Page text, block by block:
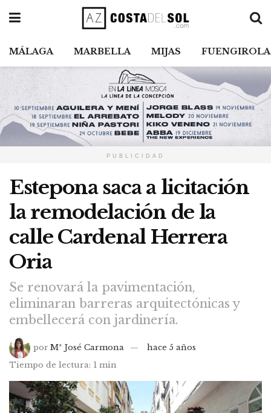
MÁLAGA MARBELLA MIJAS FUENGIROLA
PUBLICIDAD
Estepona saca a licitación
la remodelación de la
calle Cardenal Herrera
Oria
Se renovará la pavimentación,
eliminaran barreras arquitectónicas y
embellecerá con jardinería.
por Mª José Carmona
hace 5 años
Tiempo de lectura: 1 min